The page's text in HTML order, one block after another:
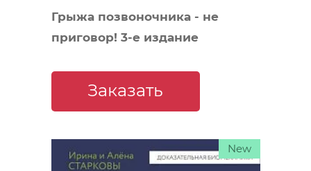
Грыжа позвоночника - не
приговор! 3-е издание
Заказать
New